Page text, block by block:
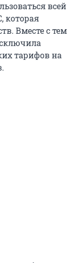
всей
которая
Вместе с тем
тарифов на